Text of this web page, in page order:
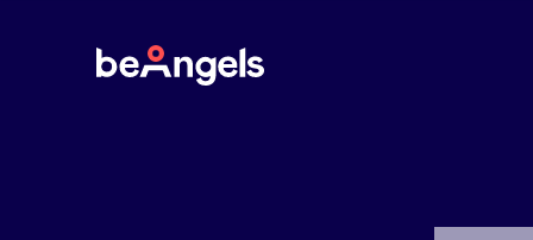
BeAngels